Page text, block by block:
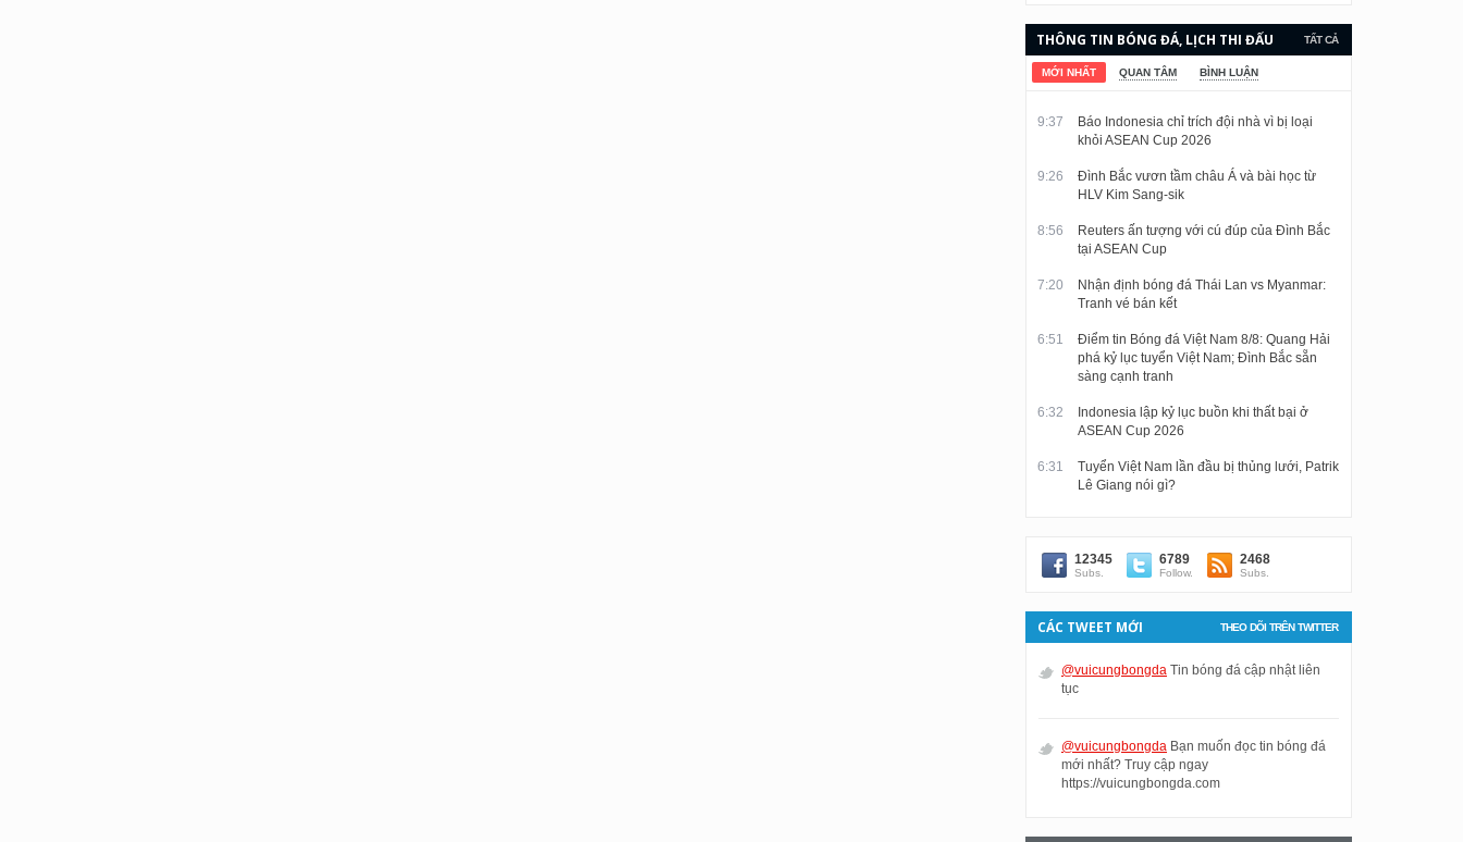
TẤT CẢ
THÔNG TIN BÓNG ĐÁ, LỊCH THI ĐẤU
VÀ KẾT QUẢ CẬP NHẬT LIÊN TỤC.
MỚI NHẤT QUAN TÂM BÌNH LUẬN
9:37
Báo Indonesia chỉ trích đội nhà vì bị loại
khỏi ASEAN Cup 2026
9:26
Đình Bắc vươn tầm châu Á và bài học từ
HLV Kim Sang-sik
8:56
Reuters ấn tượng với cú đúp của Đình Bắc
tại ASEAN Cup
7:20
Nhận định bóng đá Thái Lan vs Myanmar:
Tranh vé bán kết
6:51
Điểm tin Bóng đá Việt Nam 8/8: Quang Hải
phá kỷ lục tuyển Việt Nam; Đình Bắc sẵn
sàng cạnh tranh
6:32
Indonesia lập kỷ lục buồn khi thất bại ở
ASEAN Cup 2026
6:31
Tuyển Việt Nam lần đầu bị thủng lưới, Patrik
Lê Giang nói gì?
12345
Subs.
6789
Follow.
2468
Subs.
THEO DÕI TRÊN TWITTER
CÁC TWEET MỚI
@vuicungbongda Tin bóng đá cập nhật liên
tục
@vuicungbongda Bạn muốn đọc tin bóng đá
mới nhất? Truy cập ngay
https://vuicungbongda.com